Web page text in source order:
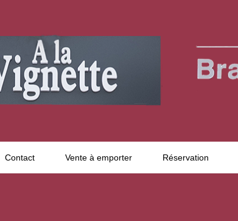
Contact Vente à emporter Réservation